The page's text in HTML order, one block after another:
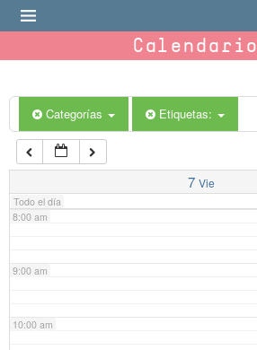
Calendario
Categorías Etiquetas:
7 Vie
Todo el día
6:00 am
7:00 am
8:00 am
9:00 am
10:00 am